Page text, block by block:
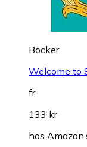
Böcker
Welcome to
fr.
133 kr
hos